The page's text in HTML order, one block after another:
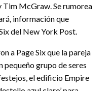
Tim McGraw. Se rumorea
información que
del New York Post.
a Page Six que la pareja
pequeño grupo de seres
el edificio Empire